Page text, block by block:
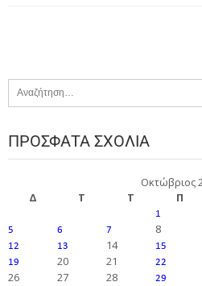
ΠΡΌΣΦΑΤΑ ΣΧΌΛΙΑ
Οκτώβριος
Δ
Τ Τ Π
1
5 6 7 8
12 13 14 15
19 20 21 22
26
27 28 29